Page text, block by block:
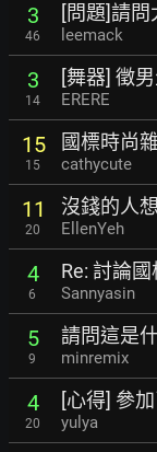
3
46
[問題]請
leemack
3
14
[舞器] 徵
ERERE
15
15
國標時尚
cathycute
11
20
沒錢的人
EllenYeh
4
6
Re: 討論
Sannyasin
5
9
請問這是
minremix
4
20
[心得] 參
yulya